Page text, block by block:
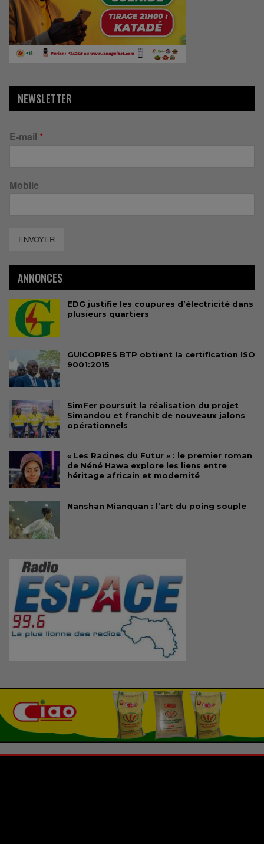
NEWSLETTER
E-mail *
Mobile
ENVOYER
ANNONCES
EDG justifie les coupures d’électricité dans
plusieurs quartiers
GUICOPRES BTP obtient la certification ISO
9001:2015
SimFer poursuit la réalisation du projet
Simandou et franchit de nouveaux jalons
opérationnels
« Les Racines du Futur » : le premier roman
de Néné Hawa explore les liens entre
héritage africain et modernité
Nanshan Mianquan : l’art du poing souple